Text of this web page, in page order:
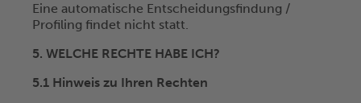
Eine automatische Entscheidungsfindung /
Profiling findet nicht statt.
5. WELCHE RECHTE HABE ICH?
5.1 Hinweis zu Ihren Rechten